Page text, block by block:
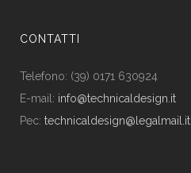
CONTATTI
Telefono: (39) 0171 630924
E-mail: info@technicaldesign.it
Pec: technicaldesign@legalmail.it